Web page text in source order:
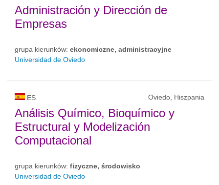
Administración y Dirección de
Empresas
grupa kierunków: ekonomiczne, administracyjne
Universidad de Oviedo
ES Oviedo, Hiszpania
Análisis Químico, Bioquímico y
Estructural y Modelización
Computacional
grupa kierunków: fizyczne, środowisko
Universidad de Oviedo